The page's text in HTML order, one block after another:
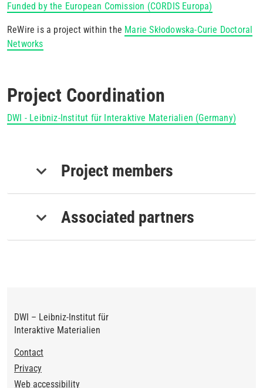
Funded by the European Comission (CORDIS Europa)
ReWire is a project within the Marie Skłodowska-Curie Doctoral
Networks
Project Coordination
DWI - Leibniz-Institut für Interaktive Materialien (Germany)
Project members
Associated partners
DWI – Leibniz-Institut für
Interaktive Materialien
Footer
Contact
Privacy
Web accessibility